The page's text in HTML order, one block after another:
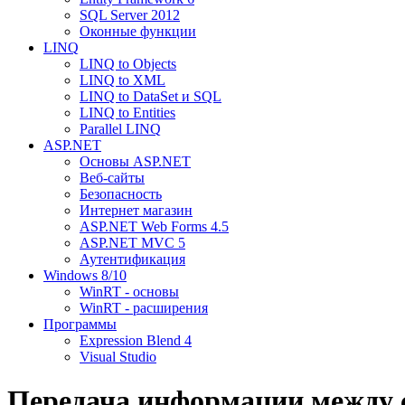
SQL Server 2012
Оконные функции
LINQ
LINQ to Objects
LINQ to XML
LINQ to DataSet и SQL
LINQ to Entities
Parallel LINQ
ASP.NET
Основы ASP.NET
Веб-сайты
Безопасность
Интернет магазин
ASP.NET Web Forms 4.5
ASP.NET MVC 5
Аутентификация
Windows 8/10
WinRT - основы
WinRT - расширения
Программы
Expression Blend 4
Visual Studio